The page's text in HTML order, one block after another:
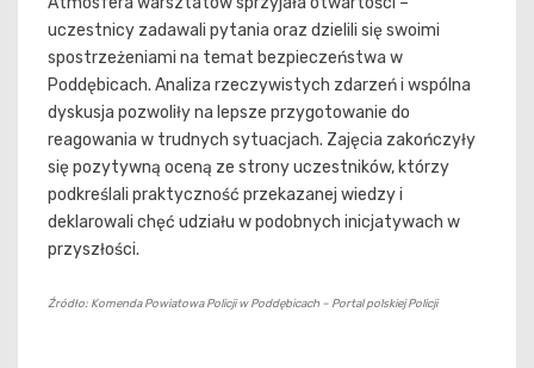
uczestnicy zadawali pytania oraz dzielili się swoimi
spostrzeżeniami na temat bezpieczeństwa w
Poddębicach. Analiza rzeczywistych zdarzeń i wspólna
dyskusja pozwoliły na lepsze przygotowanie do
reagowania w trudnych sytuacjach. Zajęcia zakończyły
się pozytywną oceną ze strony uczestników, którzy
podkreślali praktyczność przekazanej wiedzy i
deklarowali chęć udziału w podobnych inicjatywach w
przyszłości.
Źródło: Komenda Powiatowa Policji w Poddębicach – Portal polskiej Policji